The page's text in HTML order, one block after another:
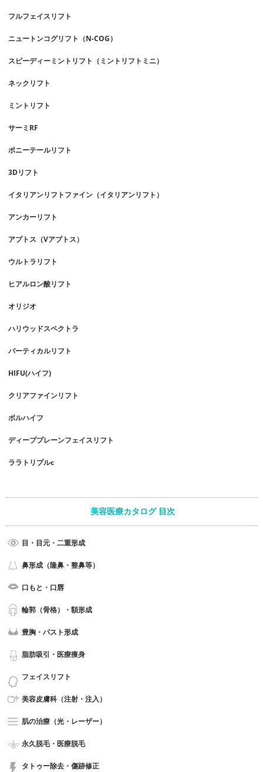
フルフェイスリフト
ニュートンコグリフト（N-COG）
スピーディーミントリフト（ミントリフトミニ）
ネックリフト
ミントリフト
サーミRF
ポニーテールリフト
3Dリフト
イタリアンリフトファイン（イタリアンリフト）
アンカーリフト
アプトス（Vアプトス）
ウルトラリフト
ヒアルロン酸リフト
オリジオ
ハリウッドスペクトラ
バーティカルリフト
HIFU(ハイフ)
クリアファインリフト
ボルハイフ
ディーププレーンフェイスリフト
ララトリプルc
美容医療カタログ 目次
目・目元・二重形成
鼻形成（隆鼻・整鼻等）
口もと・口唇
輪郭（骨格）・額形成
豊胸・バスト形成
脂肪吸引・医療痩身
フェイスリフト
美容皮膚科（注射・注入）
肌の治療（光・レーザー）
永久脱毛・医療脱毛
タトゥー除去・傷跡修正